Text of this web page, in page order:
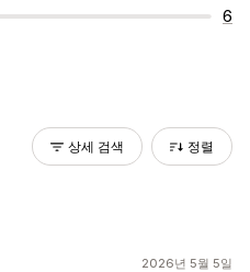
6
상세 검색 정렬
2026년 5월 5일